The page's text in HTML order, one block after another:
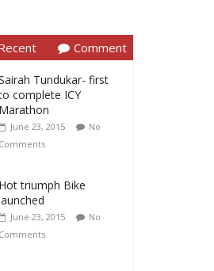
Comment
Tundukar- first
complete ICY
Marathon
June 23, 2015
No
Comments
Hot triumph Bike
June 23, 2015
No
Comments